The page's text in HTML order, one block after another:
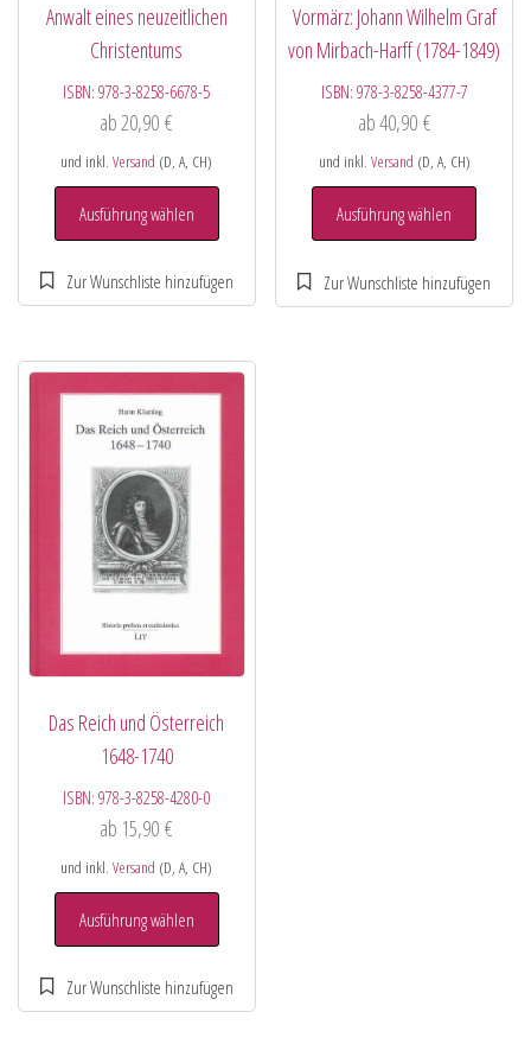
Anwalt eines neuzeitlichen
Christentums
ISBN:978-3-8258-6678-5
ab20,90€
und inkl.Versand (D, A, CH)
Ausführung wählen
Vormärz: Johann Wilhelm Graf
von Mirbach-Harff (1784-1849)
ISBN: 978-3-8258-4377-7
ab40,90 €
und inkl. Versand (D, A, CH)
Ausführung wählen
Das Reich und Österreich
1648-1740
ISBN:978-3-8258-4280-0
ab 15,90€
und inkl.Versand (D, A, CH)
Ausführung wählen